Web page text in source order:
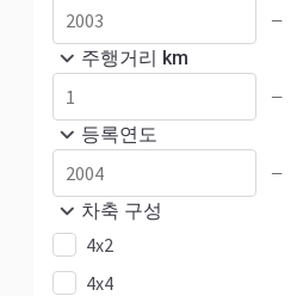
—
주행거리 km
—
등록연도
—
차축 구성
4x2
4x4